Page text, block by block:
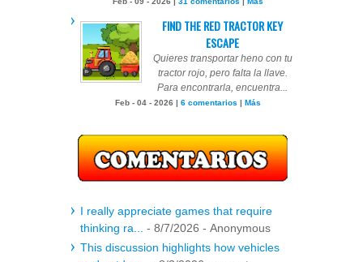
FIND THE RED TRACTOR KEY
ESCAPE
Quieres transportar heno con tu
tractor rojo, pero falta la llave.
Para encontrarla, encuentra...
Feb - 04 - 2026 | 6 comentarios | Más
I really appreciate games that require
thinking ra...
- 8/7/2026 - Anonymous
This discussion highlights how vehicles